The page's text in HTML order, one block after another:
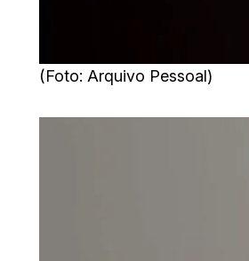
(Foto: Arquivo Pessoal)